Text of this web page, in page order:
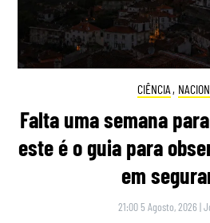
CIÊNCIA ,
Falta uma semana
este é o guia para
em
21:00 5 Agosto, 2026 |